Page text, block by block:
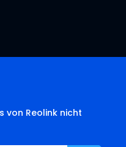
von Reolink nicht